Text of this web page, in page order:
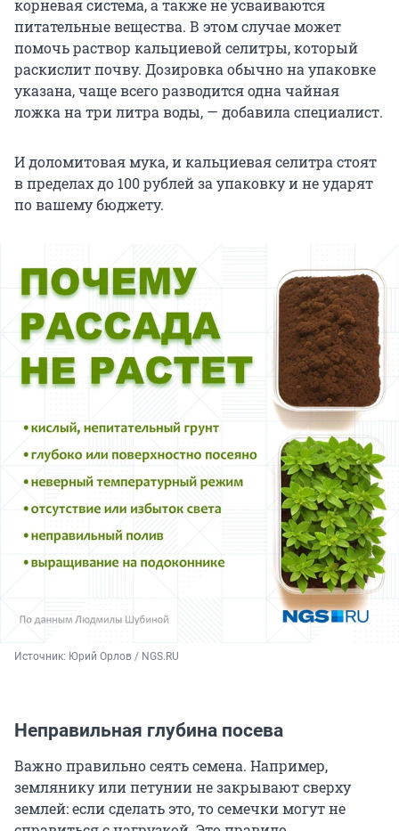
корневая система, а также не усваиваются
питательные вещества. В этом случае может
помочь раствор кальциевой селитры, который
раскислит почву. Дозировка обычно на упаковке
указана, чаще всего разводится одна чайная
ложка на три литра воды, — добавила специалист.
И доломитовая мука, и кальциевая селитра стоят
в пределах до 100 рублей за упаковку и не ударят
по вашему бюджету.
Источник: Юрий Орлов / NGS.RU
Неправильная глубина посева
Важно правильно сеять семена. Например,
землянику или петунии не закрывают сверху
землей: если сделать это, то семечки могут не